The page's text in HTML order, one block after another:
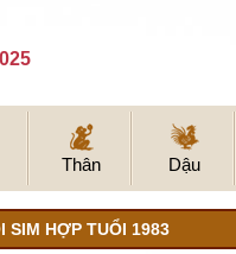
Thân Dậu
SIM HỢP TUỔI 1983